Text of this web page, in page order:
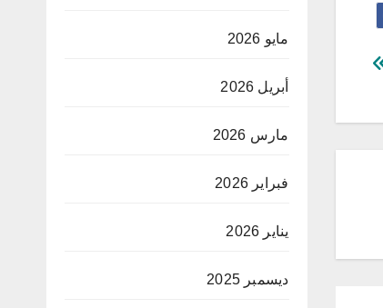
مايو 2026
أبريل 2026
مارس 2026
فبراير 2026
يناير 2026
ديسمبر 2025